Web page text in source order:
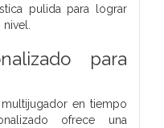
pulida para lograr
para
en tiempo
ofrece una